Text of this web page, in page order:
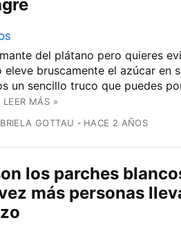
del plátano pero quieres
eleve bruscamente el azúcar en
un sencillo truco que puedes
LEER MÁS »
GOTTAU HACE 2 AÑOS
los parches
más personas